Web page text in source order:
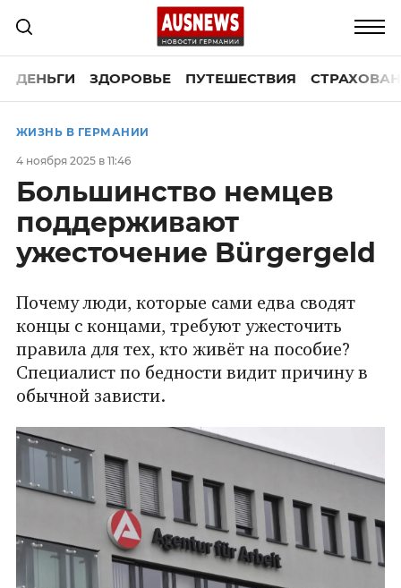
ДЕНЬГИ ЗДОРОВЬЕ ПУТЕШЕСТВИЯ
ЖИЗНЬ В ГЕРМАНИИ
4 ноября 2025 в 11:46
Большинство немцев
поддерживают
ужесточение Bürgergeld
Почему люди, которые сами едва сводят
концы с концами, требуют ужесточить
правила для тех, кто живёт на пособие?
Специалист по бедности видит причину в
обычной зависти.